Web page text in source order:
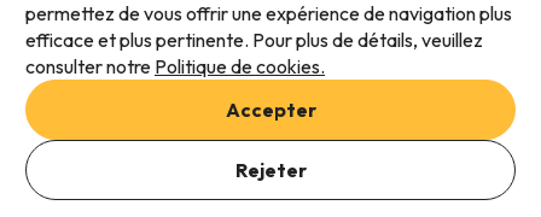
permettez de vous offrir une expérience de navigation plus
efficace et plus pertinente. Pour plus de détails, veuillez
consulter notre Politique de cookies.
Accepter
Rejeter
Politique de confidentialité
Avis juridique
Rejoins notre équipe
Viajesparati S.L.U. Copyright Boí Taüll Resort 2020 - 2026
Pla de l'Ermita - Vall de Boí (Lleida)